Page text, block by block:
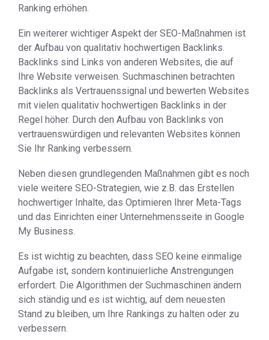
Ranking erhöhen.
Ein weiterer wichtiger Aspekt der SEO-Maßnahmen ist
der Aufbau von qualitativ hochwertigen Backlinks.
Backlinks sind Links von anderen Websites, die auf
Ihre Website verweisen. Suchmaschinen betrachten
Backlinks als Vertrauenssignal und bewerten Websites
mit vielen qualitativ hochwertigen Backlinks in der
Regel höher. Durch den Aufbau von Backlinks von
vertrauenswürdigen und relevanten Websites können
Sie Ihr Ranking verbessern.
Neben diesen grundlegenden Maßnahmen gibt es noch
viele weitere SEO-Strategien, wie z.B. das Erstellen
hochwertiger Inhalte, das Optimieren Ihrer Meta-Tags
und das Einrichten einer Unternehmensseite in Google
My Business.
Es ist wichtig zu beachten, dass SEO keine einmalige
Aufgabe ist, sondern kontinuierliche Anstrengungen
erfordert. Die Algorithmen der Suchmaschinen ändern
sich ständig und es ist wichtig, auf dem neuesten
Stand zu bleiben, um Ihre Rankings zu halten oder zu
verbessern.